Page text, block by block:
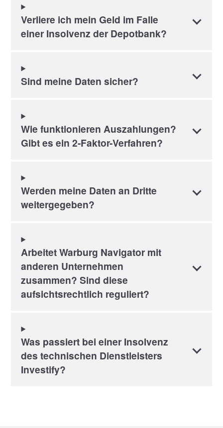
Verliere ich mein Geld im Falle
einer Insolvenz der Depotbank?
Sind meine Daten sicher?
Wie funktionieren Auszahlungen?
Gibt es ein 2-Faktor-Verfahren?
Werden meine Daten an Dritte
weitergegeben?
Arbeitet Warburg Navigator mit
anderen Unternehmen
zusammen? Sind diese
aufsichtsrechtlich reguliert?
Was passiert bei einer Insolvenz
des technischen Dienstleisters
Investify?